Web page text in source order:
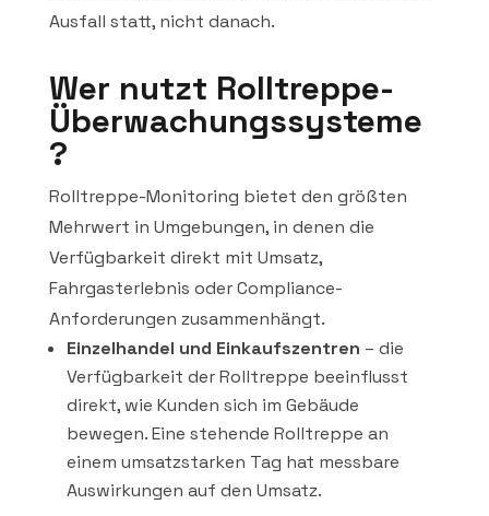
Ausfall statt, nicht danach.
Wer nutzt Rolltreppe-
Überwachungssysteme
?
Rolltreppe-Monitoring bietet den größten
Mehrwert in Umgebungen, in denen die
Verfügbarkeit direkt mit Umsatz,
Fahrgasterlebnis oder Compliance-
Anforderungen zusammenhängt.
Einzelhandel und Einkaufszentren – die
Verfügbarkeit der Rolltreppe beeinflusst
direkt, wie Kunden sich im Gebäude
bewegen. Eine stehende Rolltreppe an
einem umsatzstarken Tag hat messbare
Auswirkungen auf den Umsatz.